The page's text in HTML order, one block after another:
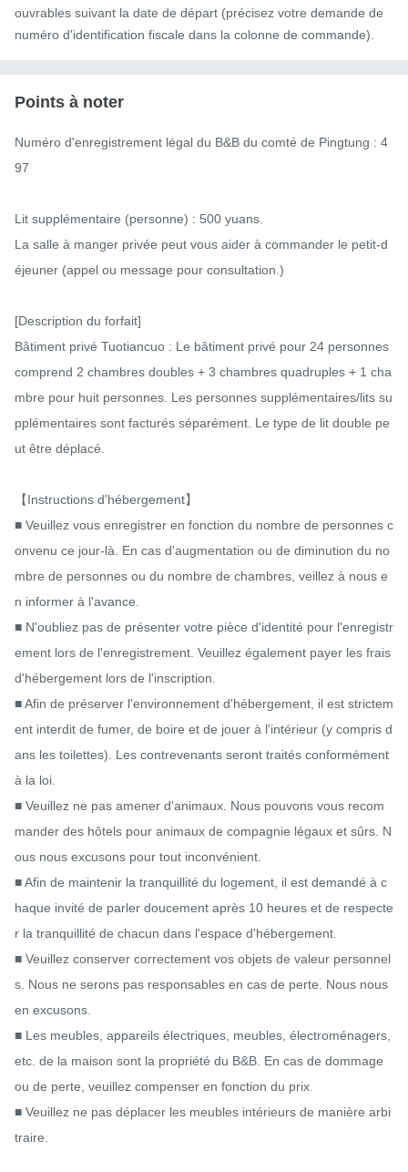
ouvrables suivant la date de départ (précisez votre demande de
numéro d'identification fiscale dans la colonne de commande).
Points à noter
Numéro d'enregistrement légal du B&B du comté de Pingtung : 4
97
Lit supplémentaire (personne) : 500 yuans.
La salle à manger privée peut vous aider à commander le petit-d
éjeuner (appel ou message pour consultation.)
[Description du forfait]
Bâtiment privé Tuotiancuo : Le bâtiment privé pour 24 personnes
comprend 2 chambres doubles + 3 chambres quadruples + 1 cha
mbre pour huit personnes. Les personnes supplémentaires/lits su
pplémentaires sont facturés séparément. Le type de lit double pe
ut être déplacé.
【Instructions d'hébergement】
■ Veuillez vous enregistrer en fonction du nombre de personnes c
onvenu ce jour-là. En cas d'augmentation ou de diminution du no
mbre de personnes ou du nombre de chambres, veillez à nous e
n informer à l'avance.
■ N'oubliez pas de présenter votre pièce d'identité pour l'enregistr
ement lors de l'enregistrement. Veuillez également payer les frais
d'hébergement lors de l'inscription.
■ Afin de préserver l'environnement d'hébergement, il est strictem
ent interdit de fumer, de boire et de jouer à l'intérieur (y compris d
ans les toilettes). Les contrevenants seront traités conformément
à la loi.
■ Veuillez ne pas amener d'animaux. Nous pouvons vous recom
mander des hôtels pour animaux de compagnie légaux et sûrs. N
ous nous excusons pour tout inconvénient.
■ Afin de maintenir la tranquillité du logement, il est demandé à c
haque invité de parler doucement après 10 heures et de respecte
r la tranquillité de chacun dans l'espace d'hébergement.
■ Veuillez conserver correctement vos objets de valeur personnel
s. Nous ne serons pas responsables en cas de perte. Nous nous
en excusons.
■ Les meubles, appareils électriques, meubles, électroménagers,
etc. de la maison sont la propriété du B&B. En cas de dommage
ou de perte, veuillez compenser en fonction du prix.
■ Veuillez ne pas déplacer les meubles intérieurs de manière arbi
traire.